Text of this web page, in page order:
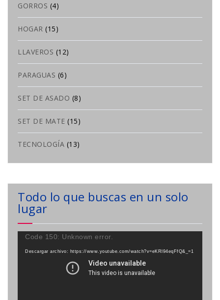
GORROS (4)
HOGAR (15)
LLAVEROS (12)
PARAGUAS (6)
SET DE ASADO (8)
SET DE MATE (15)
TECNOLOGÍA (13)
Todo lo que buscas en un solo
lugar
Reproductor
vídeo
Code 150: Unknown error.
Descargar archivo: https://www.youtube.com/watch?v=eKRl94eqFfQ&_=1